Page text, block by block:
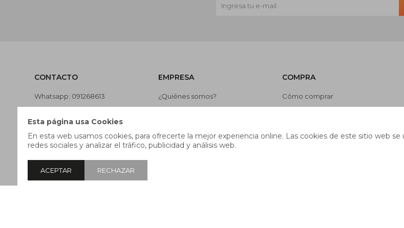
Esta página usa Cookies
En esta web usamos cookies, para ofrecerte la mejor experiencia online. Las cookies de este sitio web
redes sociales y analizar el tráfico, publicidad y análisis web.
ACEPTAR RECHAZAR
CONTACTO
Whatsapp: 091268613
Lunes a jueves de 9:00 a 13:00 y
de 14:00 a 17:45, viernes de 9:30
a 13:00 y de 14:00 a 17:45.
EMPRESA
¿Quiénes somos?
Nuestras tiendas
COMPRA
Cómo comprar